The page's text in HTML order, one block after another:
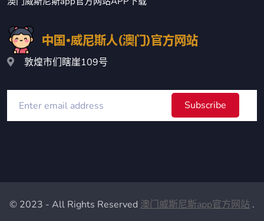
敦煌市们瞎崖109号
Subscribe
© 2023 - All Rights Reserved 澳门威斯尼斯app官方网站 .